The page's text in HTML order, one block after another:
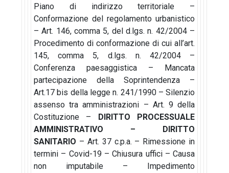
Piano di indirizzo territoriale –
Conformazione del regolamento urbanistico
– Art. 146, comma 5, del d.lgs. n. 42/2004 –
Procedimento di conformazione di cui all’art.
145, comma 5, d.lgs. n. 42/2004 –
Conferenza paesaggistica – Mancata
partecipazione della Soprintendenza –
Art.17 bis della legge n. 241/1990 – Silenzio
assenso tra amministrazioni – Art. 9 della
Costituzione –
DIRITTO PROCESSUALE
AMMINISTRATIVO – DIRITTO
SANITARIO – Art. 37 c.p.a. – Rimessione in
termini – Covid-19 – Chiusura uffici – Causa
non imputabile – Impedimento